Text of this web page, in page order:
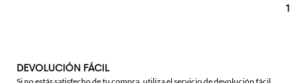
1
DEVOLUCIÓN FÁCIL